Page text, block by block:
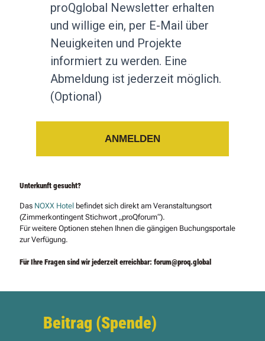
proQglobal Newsletter erhalten
und willige ein, per E-Mail über
Neuigkeiten und Projekte
informiert zu werden. Eine
Abmeldung ist jederzeit möglich.
(Optional)
ANMELDEN
Unterkunft gesucht?
Das NOXX Hotel befindet sich direkt am Veranstaltungsort
(Zimmerkontingent Stichwort „proQforum“).
Für weitere Optionen stehen Ihnen die gängigen Buchungsportale
zur Verfügung.
Für Ihre Fragen sind wir jederzeit erreichbar: forum@proq.global
Beitrag (Spende)